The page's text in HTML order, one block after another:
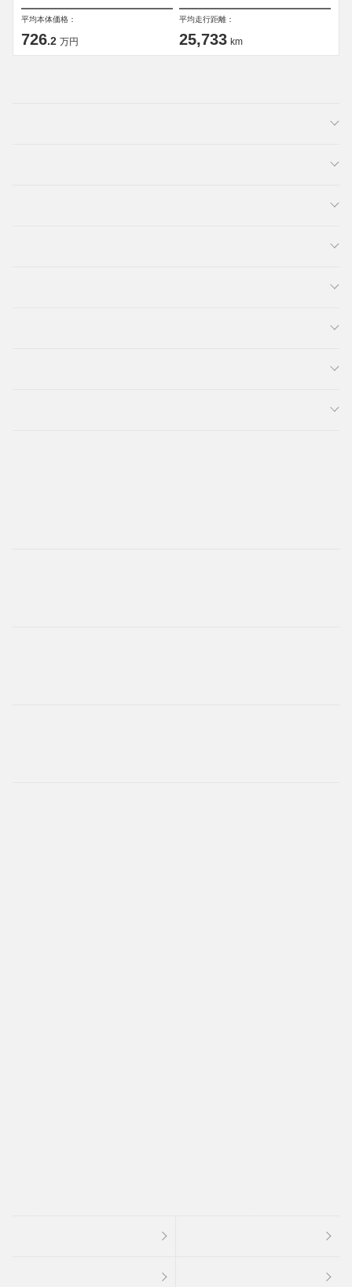
平均本体価格：
726.2 万円
平均走行距離：
25,733 km